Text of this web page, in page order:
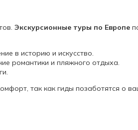
Экскурсионные туры по Европе
в историю и искусство.
романтики и пляжного отдыха.
так как гиды позаботятся о